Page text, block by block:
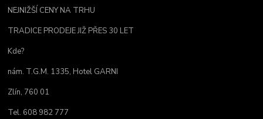
NEJNIŽŠÍ CENY NA TRHU
TRADICE PRODEJE JIŽ PŘES 30 LET
Kde?
nám. T.G.M. 1335, Hotel GARNI
Zlín, 760 01
Tel. 608 982 777